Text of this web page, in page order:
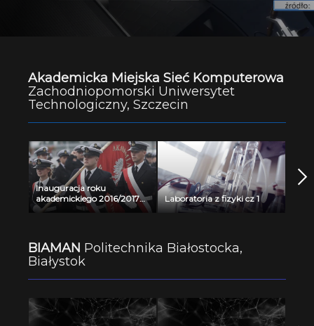
Akademicka Miejska Sieć Komputerowa
Zachodniopomorski Uniwersytet
Technologiczny, Szczecin
Inauguracja roku
akademickiego 2016/2017
na Akademii Morskiej w
Laboratoria z fizyki cz 1
BIAMAN Politechnika Białostocka,
Białystok